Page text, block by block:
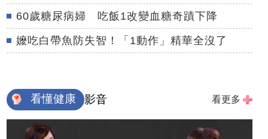
60歲糖尿病婦 吃飯1改變血糖奇蹟下降
嬤吃白帶魚防失智！「1動作」精華全沒了
看懂健康 影音 看更多